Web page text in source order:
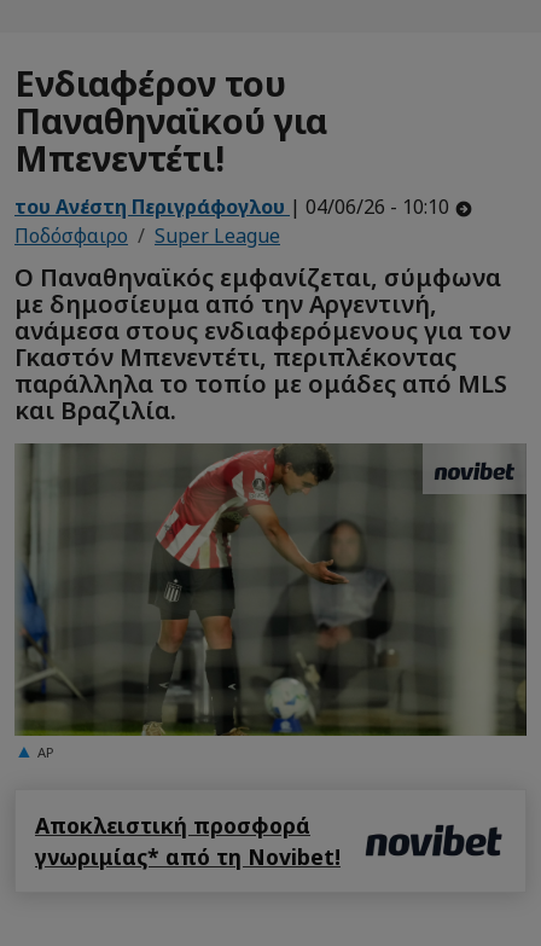
Ενδιαφέρον του
Παναθηναϊκού για
Μπενεντέτι!
του Ανέστη Περιγράφογλου | 04/06/26 - 10:10
Ποδόσφαιρο
Super League
Ο Παναθηναϊκός εμφανίζεται, σύμφωνα
με δημοσίευμα από την Αργεντινή,
ανάμεσα στους ενδιαφερόμενους για τον
Γκαστόν Μπενεντέτι, περιπλέκοντας
παράλληλα το τοπίο με ομάδες από MLS
και Βραζιλία.
AP
Αποκλειστική προσφορά
γνωριμίας* από τη Novibet!